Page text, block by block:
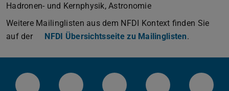
Hadronen- und Kernphysik, Astronomie
Weitere Mailinglisten aus dem NFDI Kontext finden Sie
auf der
NFDI Übersichtsseite zu Mailinglisten.